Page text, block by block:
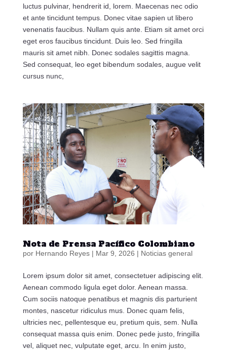
luctus pulvinar, hendrerit id, lorem. Maecenas nec odio
et ante tincidunt tempus. Donec vitae sapien ut libero
venenatis faucibus. Nullam quis ante. Etiam sit amet orci
eget eros faucibus tincidunt. Duis leo. Sed fringilla
mauris sit amet nibh. Donec sodales sagittis magna.
Sed consequat, leo eget bibendum sodales, augue velit
cursus nunc,
Nota de Prensa Pacífico Colombiano
por Hernando Reyes| Mar 9, 2026 | Noticias general
Lorem ipsum dolor sit amet, consectetuer adipiscing elit.
Aenean commodo ligula eget dolor. Aenean massa.
Cum sociis natoque penatibus et magnis dis parturient
montes, nascetur ridiculus mus. Donec quam felis,
ultricies nec, pellentesque eu, pretium quis, sem. Nulla
consequat massa quis enim. Donec pede justo, fringilla
vel, aliquet nec, vulputate eget, arcu. In enim justo,